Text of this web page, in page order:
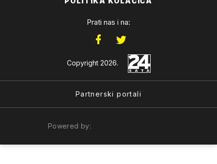
Prati nas i na:
Copyright 2026.
Partnerski portali
Powered by: